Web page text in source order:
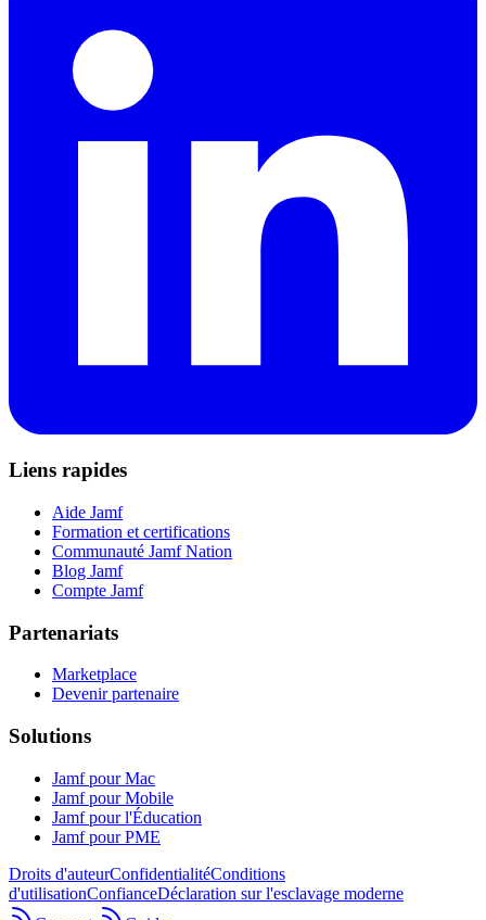
Liens rapides
Aide Jamf
Formation et certifications
Communauté Jamf Nation
Blog Jamf
Compte Jamf
Partenariats
Marketplace
Devenir partenaire
Solutions
Jamf pour Mac
Jamf pour Mobile
Jamf pour l'Éducation
Jamf pour PME
Droits d'auteurConfidentialitéConditions
d'utilisationConfianceDéclaration sur l'esclavage moderne